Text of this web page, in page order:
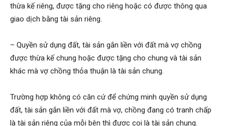
thừa kế riêng, được tặng cho riêng hoặc có được thông qua
giao dịch bằng tài sản riêng.
– Quyền sử dụng đất, tài sản gắn liền với đất mà vợ chồng
được thừa kế chung hoặc được tặng cho chung và tài sản
khác mà vợ chồng thỏa thuận là tài sản chung.
Trường hợp không có căn cứ để chứng minh quyền sử dụng
đất, tài sản gắn liền với đất mà vợ, chồng đang có tranh chấp
là tài sản riêng của mỗi bên thì được coi là tài sản chung.